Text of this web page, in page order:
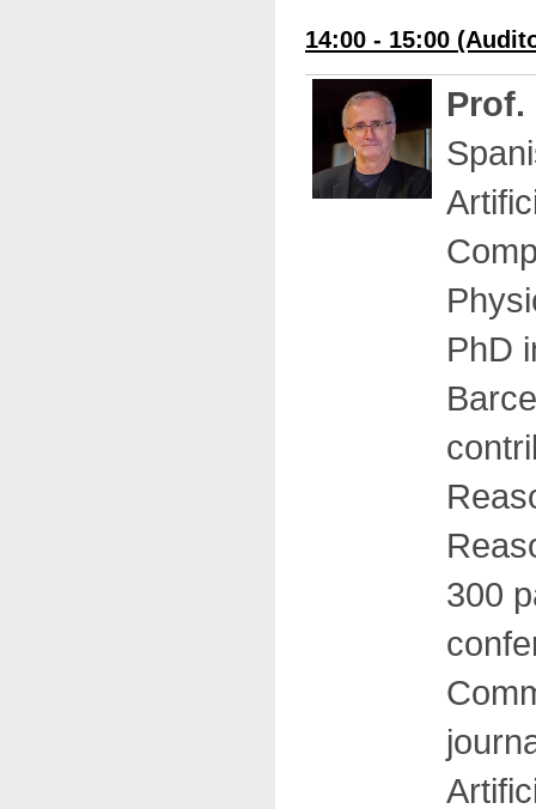
14:00 - 15:00
Prof.
PhD
300